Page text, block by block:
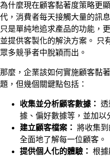
為什麼現在顧客黏著度策略更
代，消費者每天接觸大量的訊
只是單純地追求產品的功能，
並提供客製化的解決方案。 只
眾多競爭者中脫穎而出。
那麼，企業該如何實施顧客黏
題，但幾個關鍵點包括：
收集並分析顧客數據： 透
據、偏好數據等，並加以
建立顧客檔案： 將收集
全面地了解每一位顧客。
提供個人化的體驗： 根